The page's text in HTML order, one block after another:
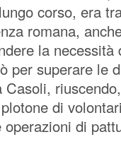
corso, era
romana,
la necessità
per superare le
di
di